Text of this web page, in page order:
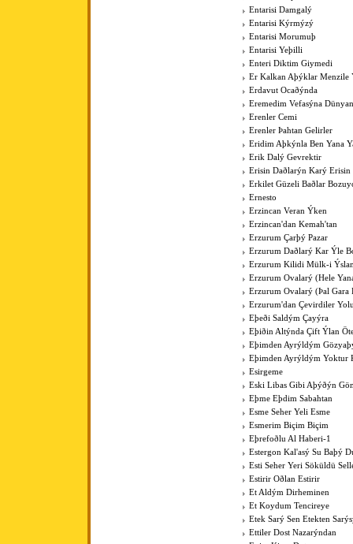
Entarisi Damgalý
Entarisi Kýrmýzý
Entarisi Morumuþ
Entarisi Yeþilli
Enteri Diktim Giymedi
Er Kalkan Aþýklar Menzile
Erdavut Ocaðýnda
Eremedim Vefasýna
Erenler Cemi
Erenler Þahtan Gelirler
Eridim Aþkýnla Ben Yana
Erik Dalý Gevrektir
Erisin Daðlarýn Karý Erisin
Erkilet Güzeli Baðlar
Ernesto
Erzincan Veran Ýken
Erzincan'dan Kemah'tan
Erzurum Çarþý Pazar
Erzurum Daðlarý Kar Ýle
Erzurum Kilidi Mülk-i
Erzurum Ovalarý (Hele
Erzurum Ovalarý (Þal Gara
Erzurum'dan Çevirdiler
Eþeði Saldým Çayýra
Eþiðin Altýnda Çift Ýlan
Eþimden Ayrýldým
Eþimden Ayrýldým Yoktur
Esirgeme
Eski Libas Gibi Aþýðýn
Eþme Eþdim Sabahtan
Esme Seher Yeli Esme
Esmerim Biçim Biçim
Eþrefoðlu Al Haberi-1
Estergon Kal'asý Su Baþý
Esti Seher Yeri Söküldü
Estirir Oðlan Estirir
Et Aldým Dirheminen
Et Koydum Tencireye
Etek Sarý Sen Etekten
Ettiler Dost Nazarýndan